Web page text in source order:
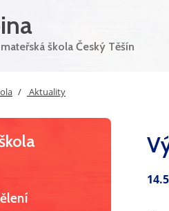
škola Český Těšín
Aktuality